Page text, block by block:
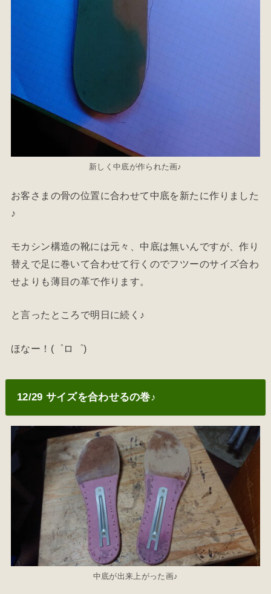
新しく中底が作られた画♪
お客さまの骨の位置に合わせて中底を新たに作りました
♪
モカシン構造の靴には元々、中底は無いんですが、作り
替えで足に巻いて合わせて行くのでフツーのサイズ合わ
せよりも薄目の革で作ります。
と言ったところで明日に続く♪
ほなー！(゜ロ゜)
12/29 サイズを合わせるの巻♪
中底が出来上がった画♪